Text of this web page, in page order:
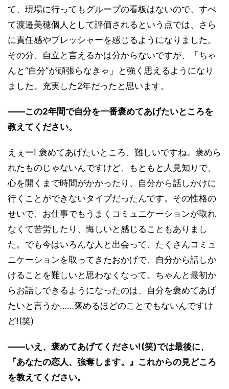
て、現場に行ってもグループの看板はないので、すべ
て渡邉美穂個人として評価されるという点では、さら
に責任感やプレッシャーを感じるようになりました。
その分、自立と言えるかは分からないですが、「ちゃ
んと“自分”が頑張らなきゃ」と強く思えるようになり
ました。充実した2年だったと思います。
――この2年間で自分を一番褒めてあげたいところを
教えてください。
えぇー! 褒めてあげたいところ、難しいですね。褒めら
れたものじゃないんですけど、もともと人見知りで、
心を開くまで時間がかかったり、自分から話しかけに
行くことができないタイプだったんです。その性格の
せいで、お仕事でもうまくコミュニケーションが取れ
なくて苦労したり、悔しいと感じることもありまし
た。でも今はいろんな人と出会って、たくさんコミュ
ニケーションを取ってきたおかげで、自分から話しか
けることを難しいと思わなくなって。ちゃんと最初か
らお話しできるようになったのは、自分を褒めてあげ
たいと言うか……褒めるほどのことでもないんですけ
ど!(笑)
――いえ、褒めてあげてください!(笑)では最後に、
『あなたの恋人、強奪します。』これからの見どころ
を教えてください。